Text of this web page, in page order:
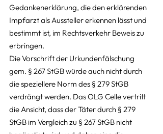
Gedankenerklärung, die den erklärenden
Impfarzt als Aussteller erkennen lässt und
bestimmt ist, im Rechtsverkehr Beweis zu
erbringen.
Die Vorschrift der Urkundenfälschung
gem. § 267 StGB würde auch nicht durch
die speziellere Norm des § 279 StGB
verdrängt werden. Das OLG Celle vertritt
die Ansicht, dass der Täter durch § 279
StGB im Vergleich zu § 267 StGB nicht